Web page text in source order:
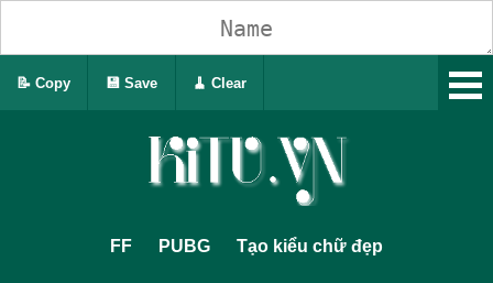
FF PUBG Tạo kiểu chữ đẹp
📝 Copy 💾 Save 🧹 Clear